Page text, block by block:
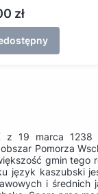
w Gdańsku
wieku
zł
z 19 marca 1238
Pomorza
gmin tego
język kaszubski
i